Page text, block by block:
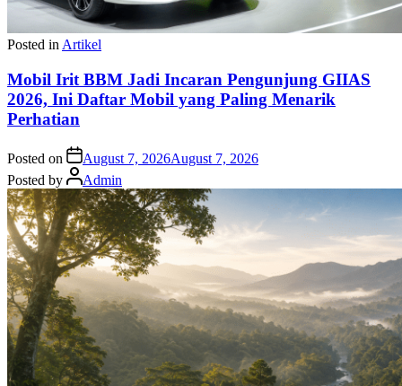
Posted in Artikel
Mobil Irit BBM Jadi Incaran Pengunjung GIIAS
2026, Ini Daftar Mobil yang Paling Menarik
Perhatian
Posted on August 7, 2026August 7, 2026
Posted by
Admin